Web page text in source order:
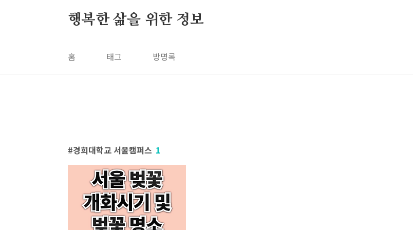
행복한 삶을 위한 정보
홈 태그 방명록
경희대학교 서울캠퍼스 1